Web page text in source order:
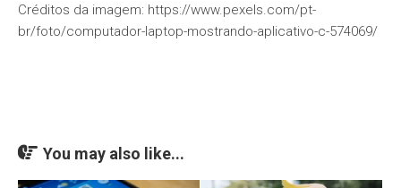
Créditos da imagem: https://www.pexels.com/pt-
br/foto/computador-laptop-mostrando-aplicativo-c-574069/
You may also like...